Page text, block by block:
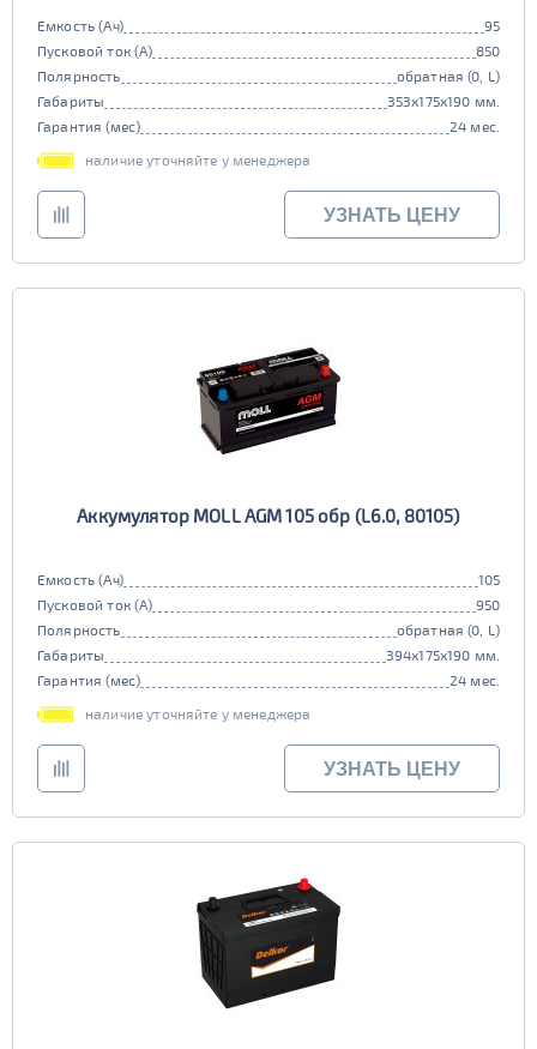
Емкость (Ач)
95
Пусковой ток (А)
850
Полярность
обратная (0, L)
Габариты
353x175x190 мм.
Гарантия (мес)
24 мес.
наличие уточняйте у менеджера
УЗНАТЬ ЦЕНУ
Аккумулятор MOLL AGM 105 обр (L6.0, 80105)
Емкость (Ач)
105
Пусковой ток (А)
950
Полярность
обратная (0, L)
Габариты
394x175x190 мм.
Гарантия (мес)
24 мес.
наличие уточняйте у менеджера
УЗНАТЬ ЦЕНУ